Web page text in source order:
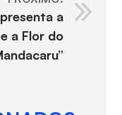
a
a Flor do